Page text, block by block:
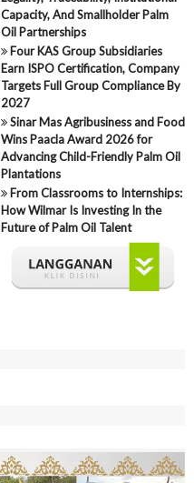
Capacity, And Smallholder Palm
Oil Partnerships
Four KAS Group Subsidiaries
Earn ISPO Certification, Company
Targets Full Group Compliance By
2027
Sinar Mas Agribusiness and Food
Wins Paacla Award 2026 for
Advancing Child-Friendly Palm Oil
Plantations
From Classrooms to Internships:
How Wilmar Is Investing In the
Future of Palm Oil Talent